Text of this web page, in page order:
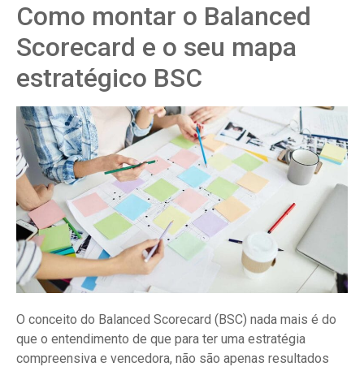
Como montar o Balanced
Scorecard e o seu mapa
estratégico BSC
O conceito do Balanced Scorecard (BSC) nada mais é do
que o entendimento de que para ter uma estratégia
compreensiva e vencedora, não são apenas resultados